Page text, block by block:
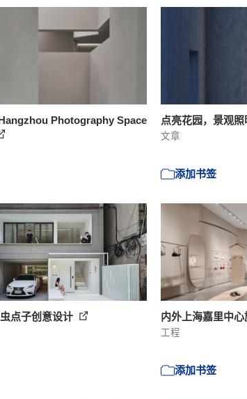
Photography Space
点亮花园，景观
文章
添加书签
点子创意设计 内外上海嘉里中
工程
添加书签